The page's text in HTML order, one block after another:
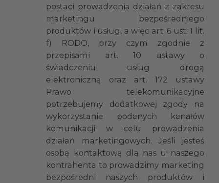
postaci prowadzenia działań z zakresu
marketingu bezpośredniego
produktów i usług, a więc art. 6 ust. 1 lit.
f) RODO, przy czym zgodnie z
przepisami art. 10 ustawy o
świadczeniu usług drogą
elektroniczną oraz art. 172 ustawy
Prawo telekomunikacyjne
potrzebujemy dodatkowej zgody na
wykorzystanie podanych kanałów
komunikacji w celu prowadzenia
działań marketingowych. Jeśli jesteś
osobą kontaktową dla nas u naszego
kontrahenta to prowadzimy marketing
bezpośredni naszych produktów i